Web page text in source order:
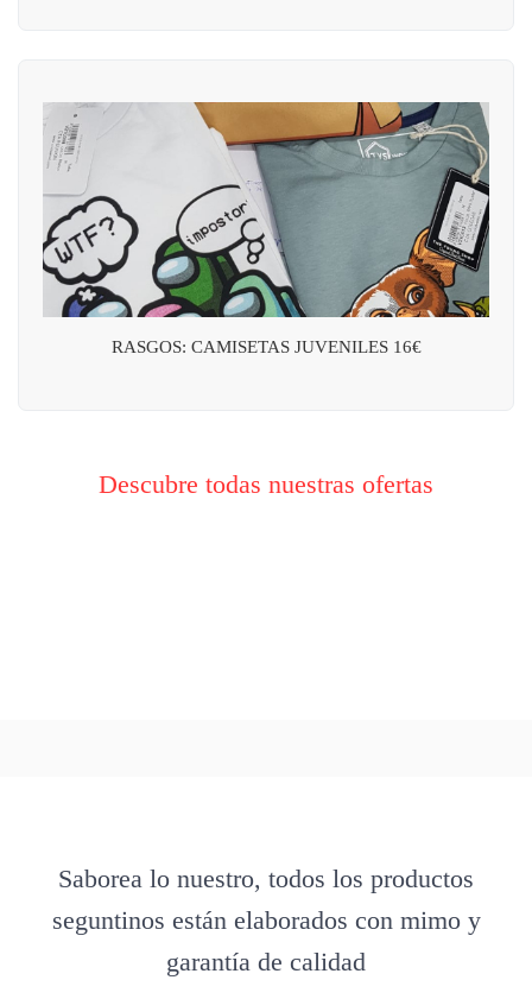
RASGOS: CAMISETAS JUVENILES 16€
Descubre todas nuestras ofertas
Saborea lo nuestro, todos los productos
seguntinos están elaborados con mimo y
garantía de calidad